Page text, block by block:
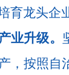
育龙头企
业升级。
，按照自